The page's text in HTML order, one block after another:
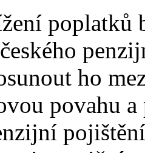
ho
povahu